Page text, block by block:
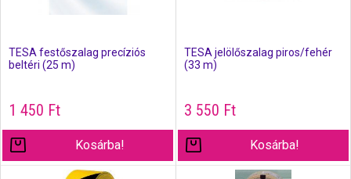
TESA festőszalag precíziós
beltéri (25 m)
1 450 Ft
Kosárba!
TESA jelölőszalag piros/fehér
(33 m)
3 550 Ft
Kosárba!